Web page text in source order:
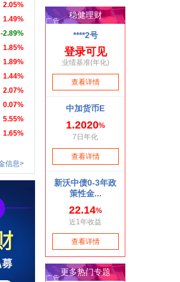
2.05%
1.49%
-2.89%
1.85%
1.89%
1.44%
2.07%
0.07%
5.55%
1.65%
信息>